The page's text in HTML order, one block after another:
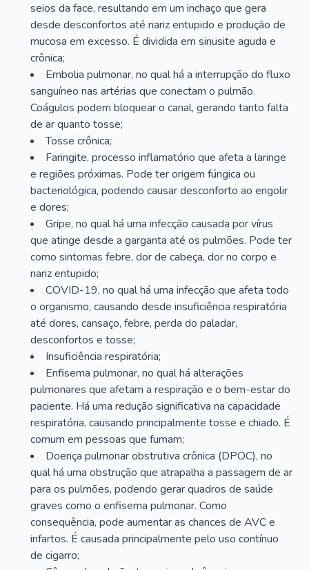
seios da face, resultando em um inchaço que gera
desde desconfortos até nariz entupido e produção de
mucosa em excesso. É dividida em sinusite aguda e
crônica;
Embolia pulmonar, no qual há a interrupção do fluxo
sanguíneo nas artérias que conectam o pulmão.
Coágulos podem bloquear o canal, gerando tanto falta
de ar quanto tosse;
Tosse crônica;
Faringite, processo inflamatório que afeta a laringe
e regiões próximas. Pode ter origem fúngica ou
bacteriológica, podendo causar desconforto ao engolir
e dores;
Gripe, no qual há uma infecção causada por vírus
que atinge desde a garganta até os pulmões. Pode ter
como sintomas febre, dor de cabeça, dor no corpo e
nariz entupido;
COVID-19, no qual há uma infecção que afeta todo
o organismo, causando desde insuficiência respiratória
até dores, cansaço, febre, perda do paladar,
desconfortos e tosse;
Insuficiência respiratória;
Enfisema pulmonar, no qual há alterações
pulmonares que afetam a respiração e o bem-estar do
paciente. Há uma redução significativa na capacidade
respiratória, causando principalmente tosse e chiado. É
comum em pessoas que fumam;
Doença pulmonar obstrutiva crônica (DPOC), no
qual há uma obstrução que atrapalha a passagem de ar
para os pulmões, podendo gerar quadros de saúde
graves como o enfisema pulmonar. Como
consequência, pode aumentar as chances de AVC e
infartos. É causada principalmente pelo uso contínuo
de cigarro;